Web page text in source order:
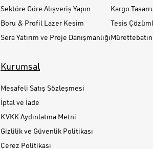
Sektöre Göre Alışveriş Yapın
Boru & Profil Lazer Kesim
Sera Yatırım ve Proje Danışmanlığı
Kargo
Tesis
Kurumsal
Mesafeli Satış Sözleşmesi
İptal ve İade
KVKK Aydınlatma Metni
Gizlilik ve Güvenlik Politikası
Çerez Politikası